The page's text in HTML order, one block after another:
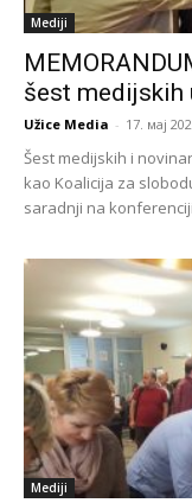
Mediji
šest medijskih
Užice Media - 17. мај
Šest medijskih i
kao Koalicija za
saradnji na
Mediji